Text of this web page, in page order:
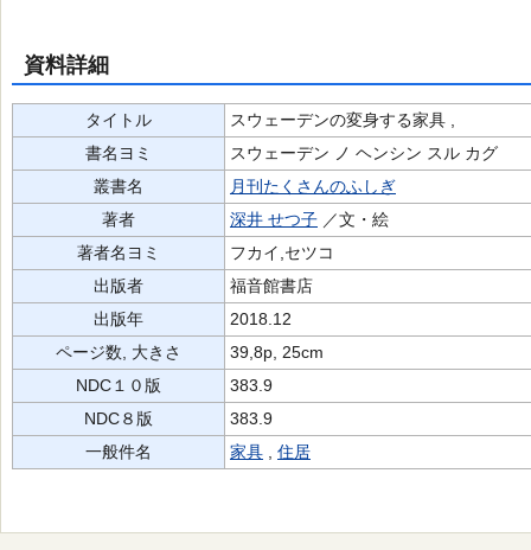
資料詳細
タイトル
スウェーデンの変身する家具 ,
書名ヨミ
スウェーデン ノ ヘンシン スル カグ
叢書名
月刊たくさんのふしぎ
著者
深井 せつ子 ／文・絵
著者名ヨミ
フカイ,セツコ
出版者
福音館書店
出版年
2018.12
ページ数, 大きさ
39,8p, 25cm
NDC１０版
383.9
NDC８版
383.9
一般件名
家具 住居